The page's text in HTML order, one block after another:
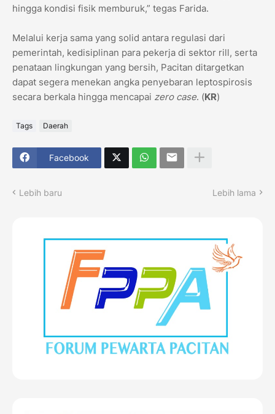
hingga kondisi fisik memburuk,” tegas Farida.
​Melalui kerja sama yang solid antara regulasi dari
pemerintah, kedisiplinan para pekerja di sektor rill, serta
penataan lingkungan yang bersih, Pacitan ditargetkan
dapat segera menekan angka penyebaran leptospirosis
secara berkala hingga mencapai zero case. (KR)
Tags Daerah
Facebook
Lebih baru Lebih lama